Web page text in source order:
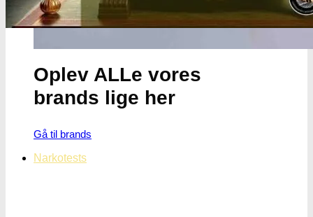
Oplev ALLe vores
brands lige her
Gå til brands
Narkotests